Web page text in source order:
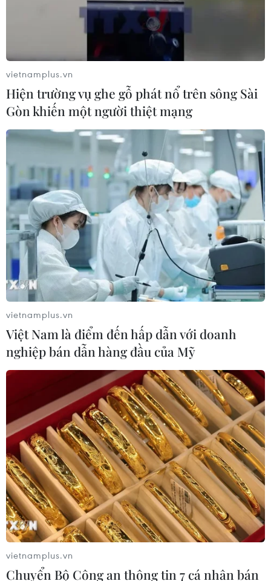
TIN CÙNG CHUYÊN MỤC
Cộng hòa Dân chủ Congo ghi nhận
hơn 300 trẻ em tử vong do Ebola
08/08/2026 15:21
Ớt nhập khẩu từ Mexico khiến hàng
trăm người tiêu dùng Mỹ nhiễm
khuẩn Salmonella
vietnamplus.vn
Hiện trường vụ ghe gỗ phát nổ trên sông Sài
Gòn khiến một người thiệt mạng
vietnamplus.vn
Việt Nam là điểm đến hấp dẫn với doanh
nghiệp bán dẫn hàng đầu của Mỹ
vietnamplus.vn
Chuyển Bộ Công an thông tin 7 cá nhân bán